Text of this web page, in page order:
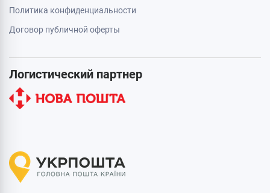
Политика конфиденциальности
Договор публичной оферты
Логистический партнер